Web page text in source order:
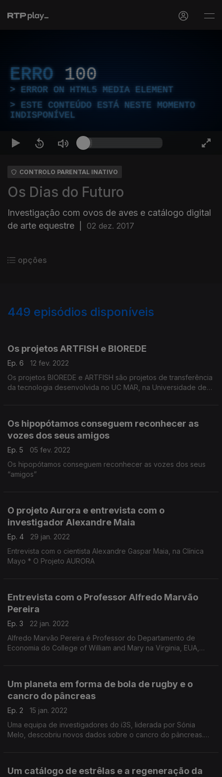
ERRO 100
ERROR ON HTML5 MEDIA ELEMENT
ESTE CONTEÚDO ESTÁ NESTE MOMENTO
INDISPONÍVEL
CONTROLO PARENTAL INATIVO
Os Dias do Futuro
Investigação com ovos de aves e catálogo digital
de arte equestre
02 dez. 2017
opções
449 episódios disponíveis
Os projetos ARTFISH e BIOREDE
Ep. 6
12 fev. 2022
Os projetos BIOREDE e ARTFISH são projetos de transferência
da tecnologia desenvolvida no UC MAR, na Universidade de
Os hipopótamos conseguem reconhecer as
vozes dos seus amigos
Ep. 5
05 fev. 2022
Os hipopótamos conseguem reconhecer as vozes dos seus
“amigos”
O projeto Aurora e entrevista com o
investigador Alexandre Maia
Ep. 4
29 jan. 2022
Entrevista com o cientista Alexandre Gaspar Maia, na Clínica
Mayo * O Projeto AURORA
Entrevista com o Professor Alfredo Marvão
Pereira
Ep. 3
22 jan. 2022
Alfredo Marvão Pereira é Professor do Departamento de
Economia do College of William and Mary na Virginia, EUA,
Um planeta em forma de bola de rugby e o
cancro do pâncreas
Ep. 2
15 jan. 2022
Uma equipa de investigadores do i3S, liderada por Sónia
Melo, descobriu novos dados sobre o cancro do pâncreas.
Um catálogo de estrêlas e a regeneração da